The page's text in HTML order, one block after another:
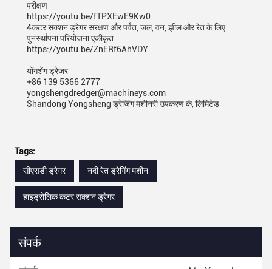
परीक्षण
https://youtu.be/fTPXEwE9Kw0
4कटर सक्शन ड्रेगर संरक्षण और पर्वत, जल, वन, झील और रेत के लिए
पुनर्स्थापना परियोजना एकीकृत
https://youtu.be/ZnERf6AhVDY
योंगशेंग ड्रेजर
+86 139 5366 2777
yongshengdredger@machineys.com
Shandong Yongsheng ड्रेजिंग मशीनरी उपकरण कं, लिमिटेड
Tags:
सीएसडी ड्रेगर
नदी रेत ड्रेगिंग मशीन
हाइड्रोलिक कटर सक्शन ड्रेगर
संपर्क